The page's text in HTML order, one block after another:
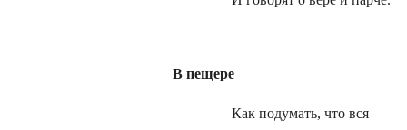
В пещере
Как подумать, что вся